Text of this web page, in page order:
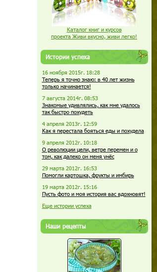
Каталог книг и курсов
проекта Живи вкусно, живи легко!
Истории успеха
16 ноября 2015г. 18:28
Теперь я точно знаю: в 40 лет жизнь
только начинается!
7 августа 2014г. 08:53
Знакомые удивлялись, как мне удалось
так быстро похудеть
4 апреля 2013г. 12:59
Как я перестала бояться еды и похудела
9 апреля 2012г. 10:18
О революции цели, ветре перемен и о
том, как далеко он меня унёс
29 марта 2012г. 16:53
Помогли картошка, фрукты и имбирь
19 марта 2012г. 15:16
Пусть фото и моя история вас вдохновят!
Еще истории успеха
Наши рецепты